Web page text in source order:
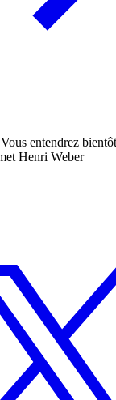
entendrez
Henri Weber